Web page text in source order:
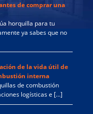
de comprar una
horquilla para tu
ya sabes que no
de la vida útil de
interna
de combustión
logísticas e […]